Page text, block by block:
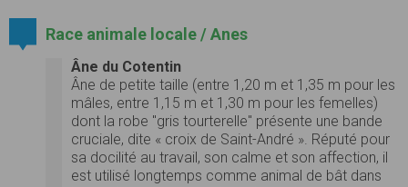
Race animale locale / Anes
Âne du Cotentin
Âne de petite taille (entre 1,20 m et 1,35 m pour les
mâles, entre 1,15 m et 1,30 m pour les femelles)
dont la robe "gris tourterelle" présente une bande
cruciale, dite « croix de Saint-André ». Réputé pour
sa docilité au travail, son calme et son affection, il
est utilisé longtemps comme animal de bât dans